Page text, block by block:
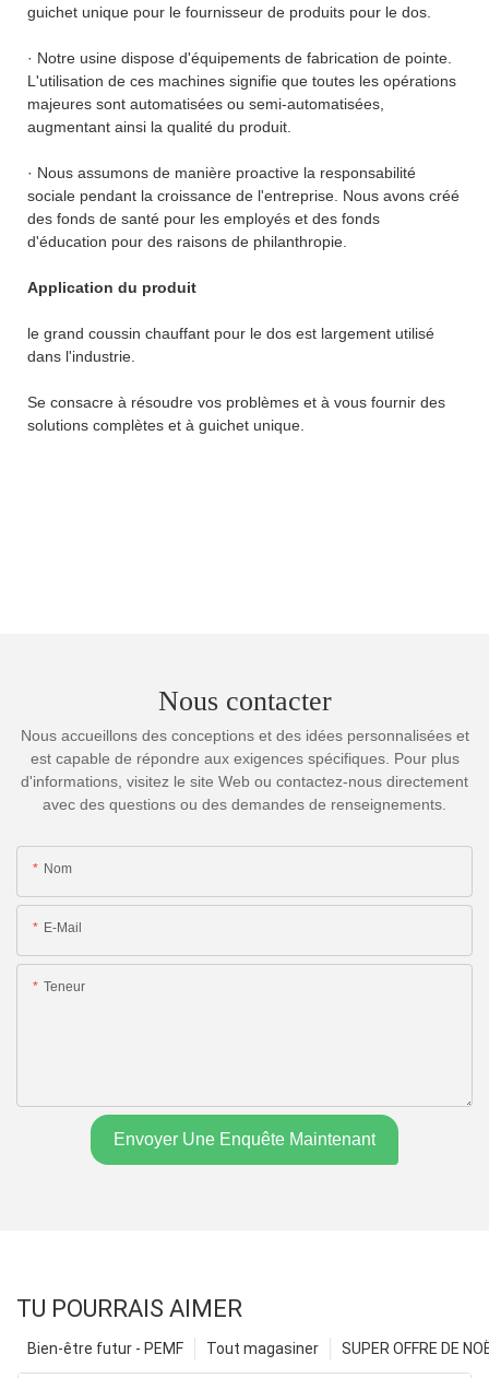
guichet unique pour le fournisseur de produits pour le dos.
· Notre usine dispose d'équipements de fabrication de pointe.
L'utilisation de ces machines signifie que toutes les opérations
majeures sont automatisées ou semi-automatisées,
augmentant ainsi la qualité du produit.
· Nous assumons de manière proactive la responsabilité
sociale pendant la croissance de l'entreprise. Nous avons créé
des fonds de santé pour les employés et des fonds
d'éducation pour des raisons de philanthropie.
Application du produit
le grand coussin chauffant pour le dos est largement utilisé
dans l'industrie.
Se consacre à résoudre vos problèmes et à vous fournir des
solutions complètes et à guichet unique.
Nous contacter
Nous accueillons des conceptions et des idées personnalisées et
est capable de répondre aux exigences spécifiques. Pour plus
d'informations, visitez le site Web ou contactez-nous directement
avec des questions ou des demandes de renseignements.
Nom
E-Mail
Teneur
Envoyer Une Enquête Maintenant
TU POURRAIS AIMER
SUPER OFFRE DE
Tout magasiner
Bien-être futur - PEMF